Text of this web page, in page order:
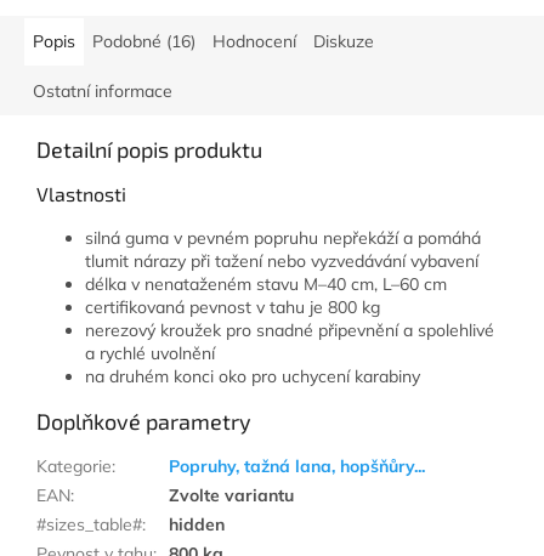
Popis Podobné (16) Hodnocení Diskuze
Ostatní informace
Detailní popis produktu
Vlastnosti
silná guma v pevném popruhu nepřekáží a pomáhá
tlumit nárazy při tažení nebo vyzvedávání vybavení
délka v nenataženém stavu M–40 cm, L–60 cm
certifikovaná pevnost v tahu je 800 kg
nerezový kroužek pro snadné připevnění a spolehlivé
a rychlé uvolnění
na druhém konci oko pro uchycení karabiny
Doplňkové parametry
Kategorie:
Popruhy, tažná lana, hopšňůry...
EAN:
Zvolte variantu
#sizes_table#:
hidden